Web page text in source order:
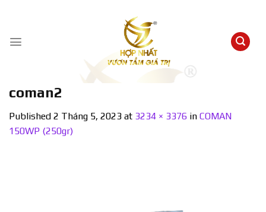
content
coman2
Published 2 Tháng 5, 2023 at 3234 × 3376 in COMAN
150WP (250gr)